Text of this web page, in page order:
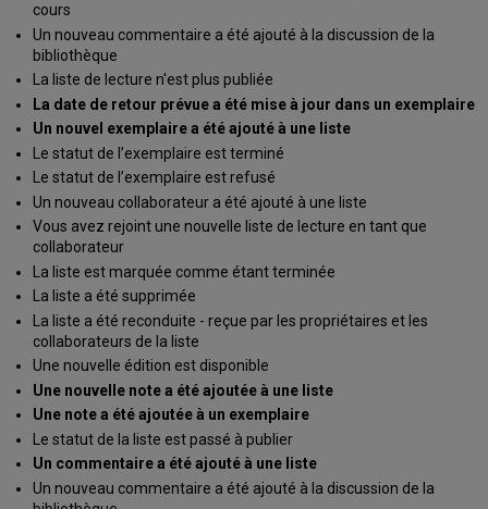
cours
Un nouveau commentaire a été ajouté à la discussion de la
bibliothèque
La liste de lecture n'est plus publiée
La date de retour prévue a été mise à jour dans un exemplaire
Un nouvel exemplaire a été ajouté à une liste
Le statut de l’exemplaire est terminé
Le statut de l’exemplaire est refusé
Un nouveau collaborateur a été ajouté à une liste
Vous avez rejoint une nouvelle liste de lecture en tant que
collaborateur
La liste est marquée comme étant terminée
La liste a été supprimée
La liste a été reconduite - reçue par les propriétaires et les
collaborateurs de la liste
Une nouvelle édition est disponible
Une nouvelle note a été ajoutée à une liste
Une note a été ajoutée à un exemplaire
Le statut de la liste est passé à publier
Un commentaire a été ajouté à une liste
Un nouveau commentaire a été ajouté à la discussion de la